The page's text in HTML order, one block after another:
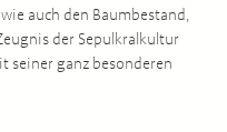
auch den Baumbestand,
der Sepulkralkultur
seiner ganz besonderen